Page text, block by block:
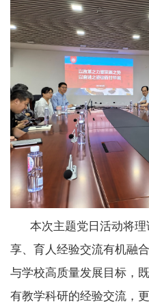
本次主题党日活动将
享、育人经验交流有机融
与学校高质量发展目标，
有教学科研的经验交流，